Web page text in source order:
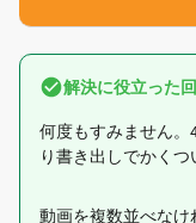
解決に役立った
何度もすみません。
り書き出しでかくつ
動画を複数並べな